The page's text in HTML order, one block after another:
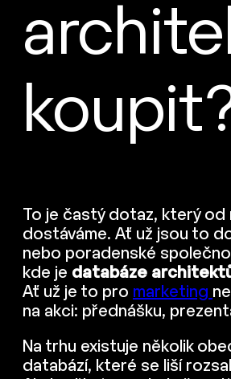
To je častý dotaz, který od
dostáváme. Ať už jsou to
nebo poradenské
kde je databáze
Ať už je to pro marketing
na akci: přednášku,
Na trhu existuje několik
databází, které se liší